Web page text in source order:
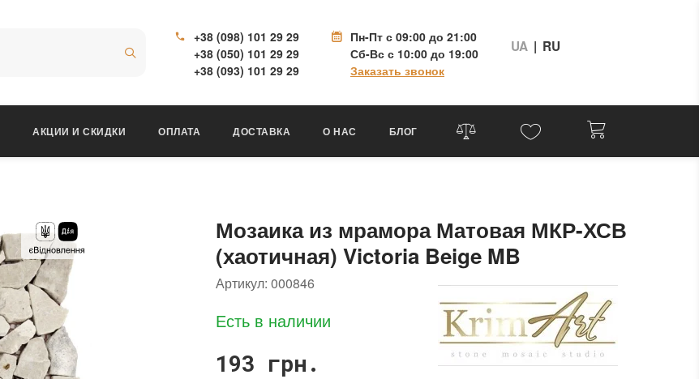
+38 (098) 101 29 29
+38 (050) 101 29 29
+38 (093) 101 29 29
Пн-Пт с 09:00 до 21:00
Сб-Вс с 10:00 до 19:00
Заказать звонок
UA | RU
АКЦИИ И СКИДКИ ОПЛАТА ДОСТАВКА О НАС БЛОГ
Мозаика из мрамора Матовая МКР-ХСВ
(хаотичная) Victoria Beige MB
Артикул: 000846
Есть в наличии
193 грн.